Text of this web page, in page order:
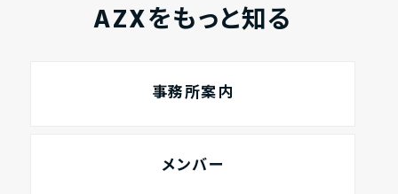
AZXをもっと知る
事務所案内
メンバー